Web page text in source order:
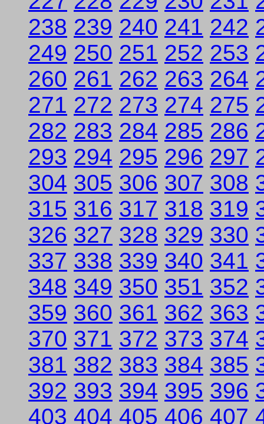
238 239 240 241 242
249 250 251 252 253
260 261 262 263 264
271 272 273 274 275
282 283 284 285 286
293 294 295 296 297
304 305 306 307 308
315 316 317 318 319
326 327 328 329 330
337 338 339 340 341
348 349 350 351 352
359 360 361 362 363
370 371 372 373 374
381 382 383 384 385
392 393 394 395 396
403 404 405 406 407